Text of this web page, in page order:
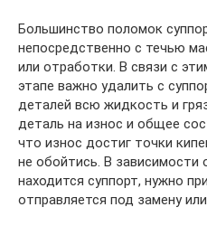
Большинство поломок
непосредственно с течью
или отработки. В связи с
этапе важно удалить с
деталей всю жидкость и
деталь на износ и общее
что износ достиг точки
не обойтись. В зависимости
находится суппорт, нужно
отправляется под замену